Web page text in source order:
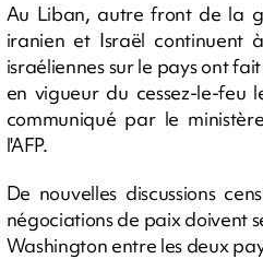
Au Liban, autre front de la
iranien et Israël continuent
israéliennes sur le pays ont
en vigueur du cessez-le-feu
communiqué par le
l'AFP.
De nouvelles discussions
négociations de paix doivent
Washington entre les deux